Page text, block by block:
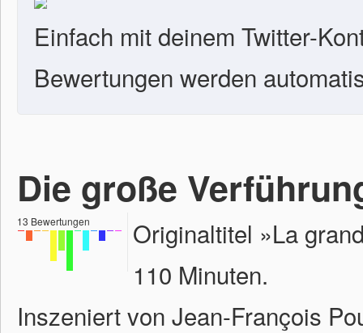
Einfach mit deinem Twitter-
Bewertungen werden
Die große
13 Bewertungen
Originaltitel »La
110 Minuten.
Inszeniert von Jean-François